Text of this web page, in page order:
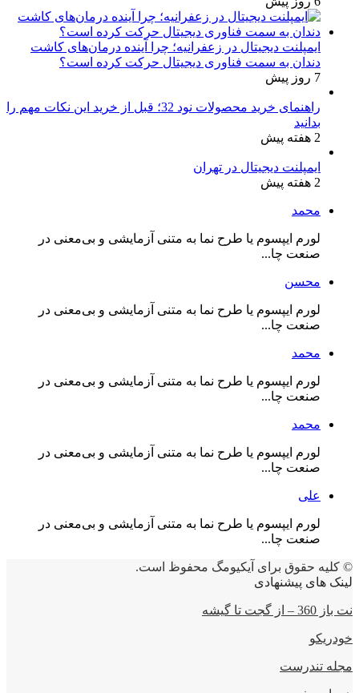
ایمپلنت دیجیتال در زعفرانیه؛ چرا آینده درمان‌های کاشت
دندان به سمت فناوری دیجیتال حرکت کرده است؟
7 روز پیش
راهنمای خرید محصولات نود 32؛ قبل از خرید این نکات مهم را
بدانید
2 هفته پیش
ایمپلنت دیجیتال در تهران
2 هفته پیش
محمد
لورم ایپسوم یا طرح‌ نما به متنی آزمایشی و بی‌معنی در
صنعت چا...
محسن
لورم ایپسوم یا طرح‌ نما به متنی آزمایشی و بی‌معنی در
صنعت چا...
محمد
لورم ایپسوم یا طرح‌ نما به متنی آزمایشی و بی‌معنی در
صنعت چا...
محمد
لورم ایپسوم یا طرح‌ نما به متنی آزمایشی و بی‌معنی در
صنعت چا...
علی
لورم ایپسوم یا طرح‌ نما به متنی آزمایشی و بی‌معنی در
صنعت چا...
© کلیه حقوق برای آیکیومگ محفوظ است.
لینک های پیشنهادی
نت باز 360 – از گجت تا گیشه
خودریکو
مجله‌ تندرست